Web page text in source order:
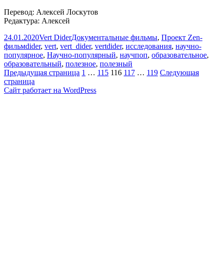
Перевод: Алексей Лоскутов
Редактура: Алексей
Опубликовано
24.01.2020Автор
Vert DiderРубрики
Документальные фильмы, Проект Zen-
фильмМетки
dider, vert, vert_dider, vertdider, исследования, научно-
популярное, Научно-популярный, научпоп, образовательное,
образовательный, полезное, полезный
Пагинация
записей
Предыдущая страница Страница
1 … Страница
115 Страница
116 Страница
117 … Страница
119 Следующая
страница
Сайт работает на WordPress